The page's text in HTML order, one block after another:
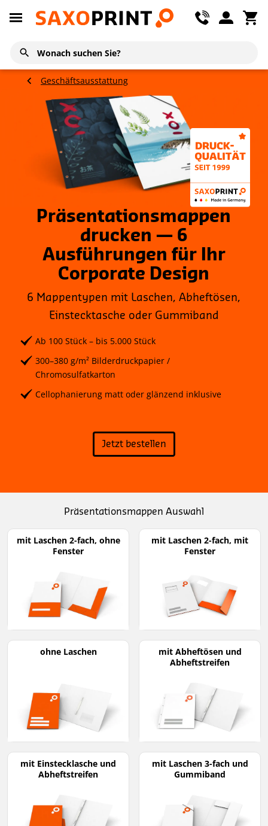
Geschäftsausstattung
Präsentationsmappen
drucken — 6
Ausführungen für Ihr
Corporate Design
6 Mappentypen mit Laschen, Abheftösen,
Einstecktasche oder Gummiband
Ab 100 Stück – bis 5.000 Stück
300–380 g/m² Bilderdruckpapier /
Chromosulfatkarton
Cellophanierung matt oder glänzend inklusive
Jetzt bestellen
Präsentationsmappen Auswahl
mit Laschen 2-fach, ohne
Fenster
mit Laschen 2-fach, mit
Fenster
ohne Laschen
mit Abheftösen und
Abheftstreifen
mit Einstecklasche und
Abheftstreifen
mit Laschen 3-fach und
Gummiband